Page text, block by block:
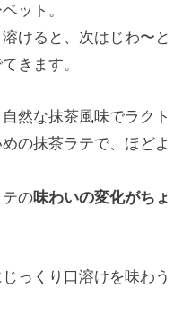
ット。
けると、次はじわ〜と
きます。
然な抹茶風味でラクト
の抹茶ラテで、ほどよ
の味わいの変化がちょ
っくり口溶けを味わう